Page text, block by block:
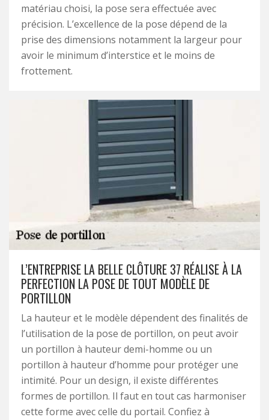
matériau choisi, la pose sera effectuée avec
précision. L’excellence de la pose dépend de la
prise des dimensions notamment la largeur pour
avoir le minimum d’interstice et le moins de
frottement.
L’ENTREPRISE LA BELLE CLÔTURE 37 RÉALISE À LA
PERFECTION LA POSE DE TOUT MODÈLE DE
PORTILLON
La hauteur et le modèle dépendent des finalités de
l’utilisation de la pose de portillon, on peut avoir
un portillon à hauteur demi-homme ou un
portillon à hauteur d’homme pour protéger une
intimité. Pour un design, il existe différentes
formes de portillon. Il faut en tout cas harmoniser
cette forme avec celle du portail. Confiez à